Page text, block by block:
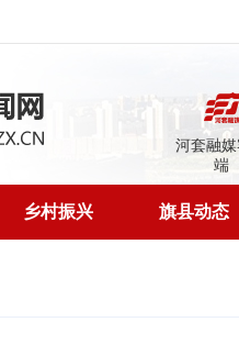
河套融
端
乡村振兴 旗县动态